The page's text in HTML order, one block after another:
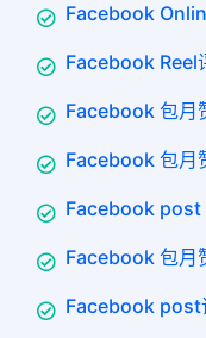
Facebook
Facebook Reel
Facebook 包月
Facebook 包月
Facebook post
Facebook 包月
Facebook post